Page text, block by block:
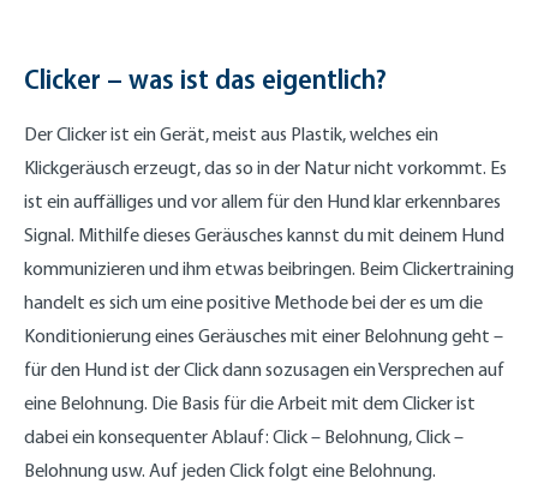
Clicker – was ist das eigentlich?
Der Clicker ist ein Gerät, meist aus Plastik, welches ein
Klickgeräusch erzeugt, das so in der Natur nicht vorkommt. Es
ist ein auffälliges und vor allem für den Hund klar erkennbares
Signal. Mithilfe dieses Geräusches kannst du mit deinem Hund
kommunizieren und ihm etwas beibringen. Beim Clickertraining
handelt es sich um eine positive Methode bei der es um die
Konditionierung eines Geräusches mit einer Belohnung geht –
für den Hund ist der Click dann sozusagen ein Versprechen auf
eine Belohnung. Die Basis für die Arbeit mit dem Clicker ist
dabei ein konsequenter Ablauf: Click – Belohnung, Click –
Belohnung usw. Auf jeden Click folgt eine Belohnung.